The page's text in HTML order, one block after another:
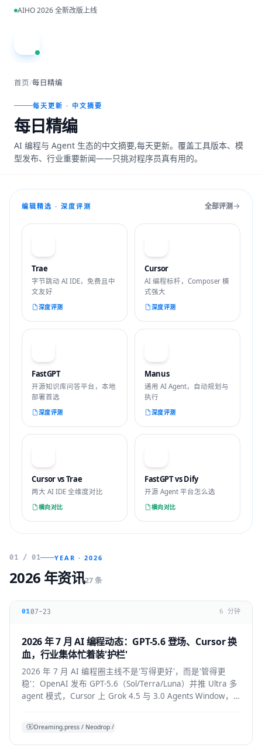
跳到主内容
AIHO 2026 全新改版上线
首页/每日精编
每天更新 · 中文摘要
每日精编
AI 编程与 Agent 生态的中文摘要,每天更新。覆盖工具版本、模
型发布、行业重要新闻——只挑对程序员真有用的。
编辑精选 · 深度评测 全部评测
Trae
字节跳动 AI IDE，免费且中
文友好
深度评测
Cursor
AI 编程标杆，Composer 模
式强大
深度评测
FastGPT
开源知识库问答平台，本地
部署首选
深度评测
Manus
通用 AI Agent，自动规划与
执行
深度评测
Cursor vs Trae
两大 AI IDE 全维度对比
横向对比
FastGPT vs Dify
开源 Agent 平台怎么选
横向对比
01 / 01 YEAR · 2026
2026 年资讯27 条
0107-23 6 分钟
2026 年 7 月 AI 编程动态：GPT-5.6 登场、Cursor 换
血，行业集体忙着装'护栏'
2026 年 7 月 AI 编程圈主线不是'写得更好'，而是'管得更
稳'：OpenAI 发布 GPT-5.6（Sol/Terra/Luna）并推 Ultra 多
agent 模式，Cursor 上 Grok 4.5 与 3.0 Agents Window，
Dreaming.press / Neodrop / SDD 综合